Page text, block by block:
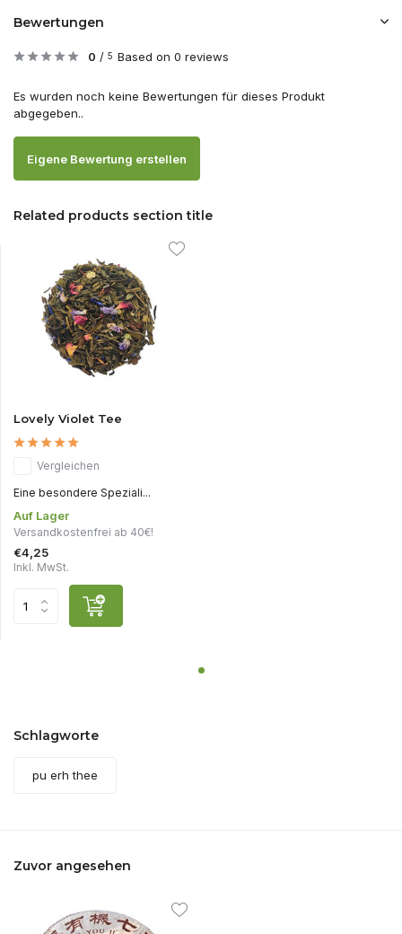
Bewertungen
0 / 5 Based on 0 reviews
Es wurden noch keine Bewertungen für dieses Produkt
abgegeben..
Eigene Bewertung erstellen
Related products section title
Lovely Violet Tee
Vergleichen
Eine besondere Speziali...
Auf Lager
Versandkostenfrei ab 40€!
€4,25
Inkl. MwSt.
Schlagworte
pu erh thee
Zuvor angesehen